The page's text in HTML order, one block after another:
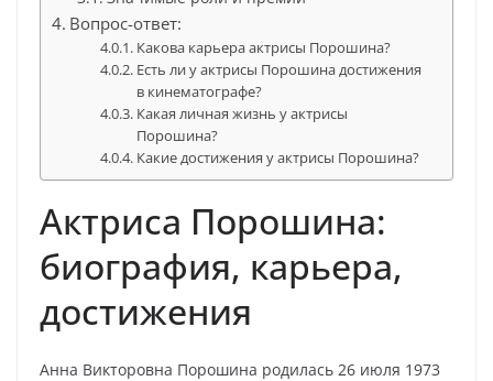
Вопрос-ответ:
Какова карьера актрисы Порошина?
Есть ли у актрисы Порошина достижения
в кинематографе?
Какая личная жизнь у актрисы
Порошина?
Какие достижения у актрисы Порошина?
Актриса Порошина:
биография, карьера,
достижения
Анна Викторовна Порошина родилась 26 июля 1973